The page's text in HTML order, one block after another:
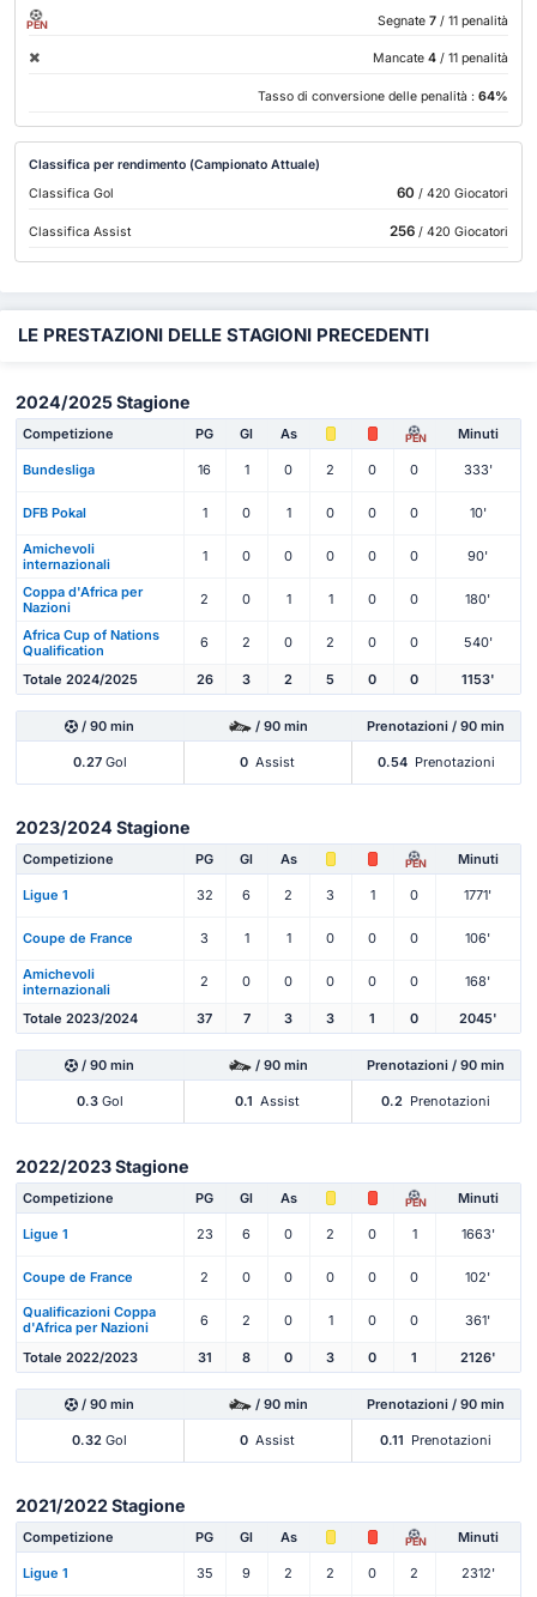
PEN Segnate 7 / 11 penalità
Mancate 4 / 11 penalità
Tasso di conversione delle penalità : 64%
Classifica per rendimento (Campionato Attuale)
Classifica Gol
60 / 420 Giocatori
Classifica Assist 256/ 420 Giocatori
LE PRESTAZIONI DELLE STAGIONI PRECEDENTI
2024/2025 Stagione
Competizione PG Gl As PEN Minuti
Bundesliga 16 1 0 2 0 0 333'
DFB Pokal 1 0 1 0 0 0 10'
Amichevoli
internazionali
1 0 0 0 0 0 90'
Coppa d'Africa per
Nazioni
2 0 1 1 0 0 180'
Africa Cup of Nations
Qualification
6 2 0 2 0 0 540'
Totale 2024/2025 26 3 2 5 0 0 1153'
/ 90 min / 90 min Prenotazioni / 90 min
0.27Gol 0 Assist 0.54 Prenotazioni
2023/2024 Stagione
Competizione PG Gl As PEN Minuti
Ligue 1 32 6 2 3 1 0 1771'
Coupe de France 3 1 1 0 0 0 106'
Amichevoli
internazionali
2 0 0 0 0 0 168'
Totale 2023/2024 37 7 3 3 1 0 2045'
/ 90 min / 90 min Prenotazioni / 90 min
0.3Gol 0.1 Assist 0.2 Prenotazioni
2022/2023 Stagione
Competizione PG Gl As PEN Minuti
Ligue 1 23 6 0 2 0 1 1663'
Coupe de France 2 0 0 0 0 0 102'
Qualificazioni Coppa
d'Africa per Nazioni
6 2 0 1 0 0 361'
Totale 2022/2023 31 8 0 3 0 1 2126'
/ 90 min / 90 min Prenotazioni / 90 min
0.32 Gol 0 Assist 0.11 Prenotazioni
2021/2022 Stagione
Competizione PG Gl As PEN Minuti
Ligue 1 35 9 2 2 0 2 2312'